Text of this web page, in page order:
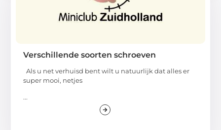
Verschillende soorten schroeven
Als u net verhuisd bent wilt u natuurlijk dat alles er
super mooi, netjes
...